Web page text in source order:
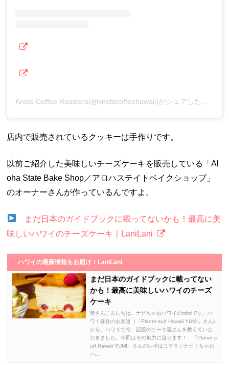
店内で販売されているクッキーは手作りです。
以前ご紹介した美味しいチーズケーキを販売している「Al
oha State Bake Shop／アロハステイトベイクショップ」
のオーナーさんが作っているんですよ。
まだ日本のガイドブックに載ってないかも！最高に美
味しいハワイのチーズケーキ｜LaniLani
ハワイの最新情報をお届け！LaniLani
まだ日本のガイドブックに載ってない
かも！最高に美味しいハワイのチーズ
ケーキ
皆さんこんにちは。ナビちゃおハワイのmimiです。ハ
ワイ在住のお友達（「Planet surf Hawaii YUMI」さん)
から、ハワイで今、話題のケーキ屋さんを教えていた
だきました。今回はその魅力に迫ります！ 「Planet s
urf Hawaii YUMI」さんのレポはコチラ｜ナビ！ちゃお
ハ...